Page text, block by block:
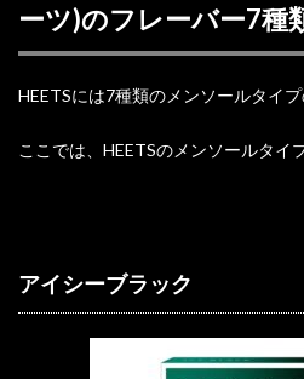
ーツ)のフレーバー7種
HEETSには7種類のメンソールタイ
ここでは、HEETSのメンソールタイ
アイシーブラック